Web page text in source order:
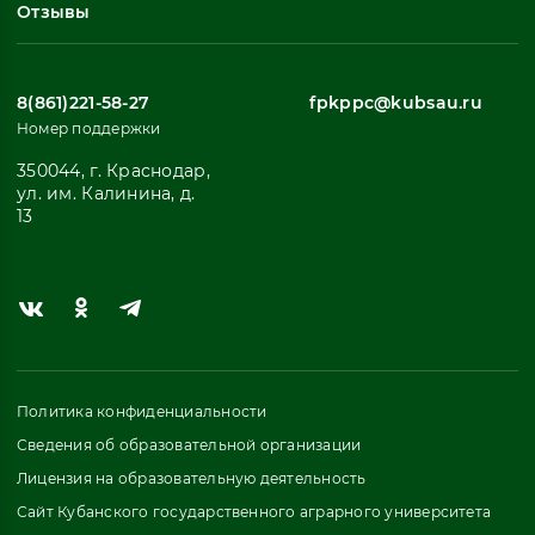
Отзывы
8(861)221-58-27
Номер поддержки
fpkppc@kubsau.ru
350044, г. Краснодар,
ул. им. Калинина, д.
13
Политика конфиденциальности
Сведения об образовательной организации
Лицензия на образовательную деятельность
Сайт Кубанского государственного аграрного университета